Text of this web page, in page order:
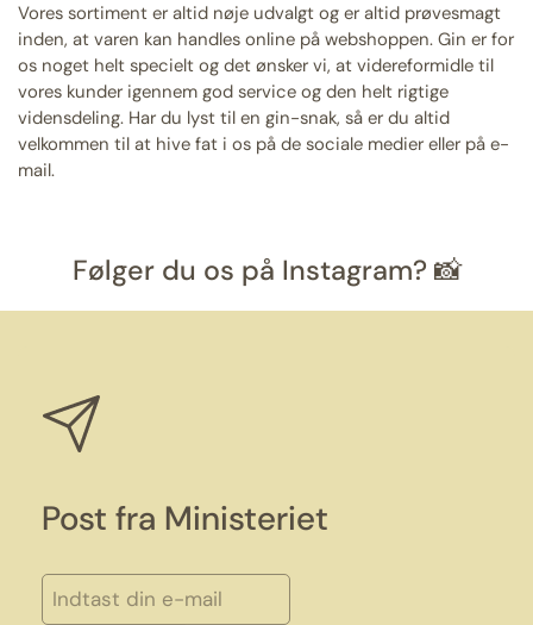
Vores sortiment er altid nøje udvalgt og er altid prøvesmagt
inden, at varen kan handles online på webshoppen. Gin er for
os noget helt specielt og det ønsker vi, at videreformidle til
vores kunder igennem god service og den helt rigtige
vidensdeling. Har du lyst til en gin-snak, så er du altid
velkommen til at hive fat i os på de sociale medier eller på e-
mail.
Følger du os på Instagram? 📸
Post fra Ministeriet